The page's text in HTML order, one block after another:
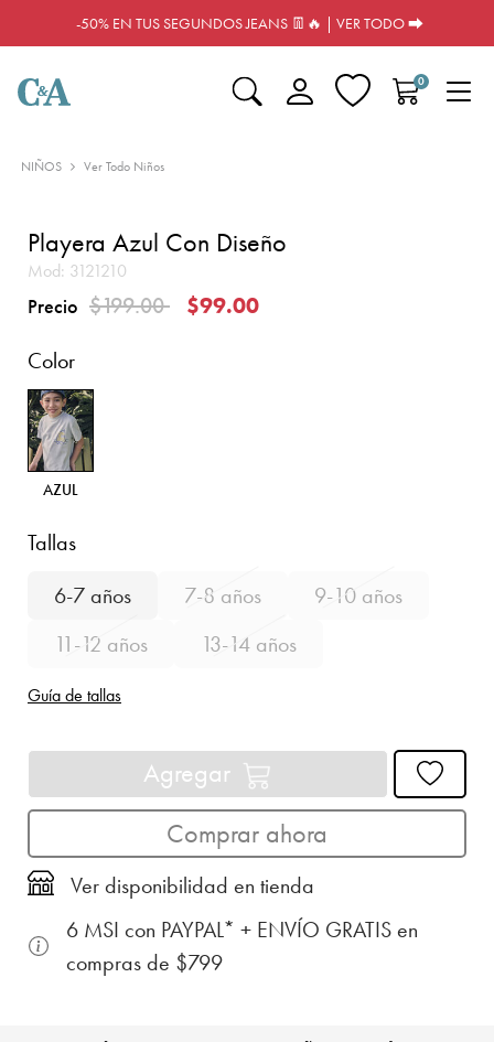
-50% EN TUS SEGUNDOS JEANS 👖🔥 | VER TODO ⮕
0
NIÑOS Ver Todo Niños
Playera Azul Con Diseño
Mod: 3121210
Precio Precio reducido de
$199.00a
$99.00
Color
AZUL
Tallas
6-7 años
7-8 años
9-10 años
11-12 años
13-14 años
Guía de tallas
Agregar
Comprar ahora
Ver disponibilidad en tienda
6 MSI con PAYPAL* + ENVÍO GRATIS en
compras de $799